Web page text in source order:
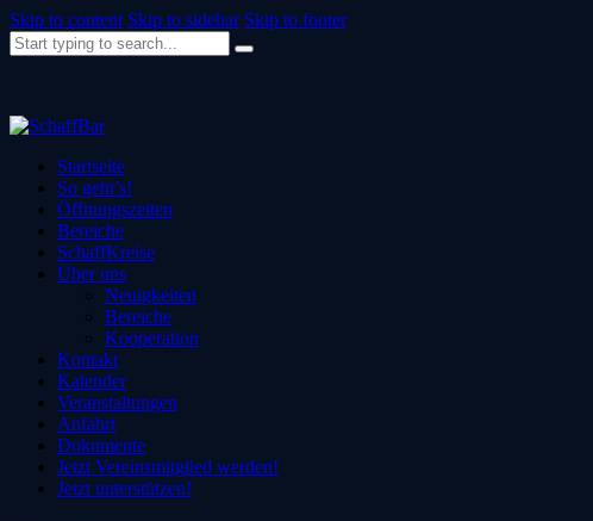
Skip to content Skip to sidebar Skip to footer
Startseite
So geht’s!
Öffnungszeiten
Bereiche
SchaffKreise
Über uns
Neuigkeiten
Bereiche
Kooperation
Kontakt
Kalender
Veranstaltungen
Anfahrt
Dokumente
Jetzt Vereinsmitglied werden!
Jetzt unterstützen!